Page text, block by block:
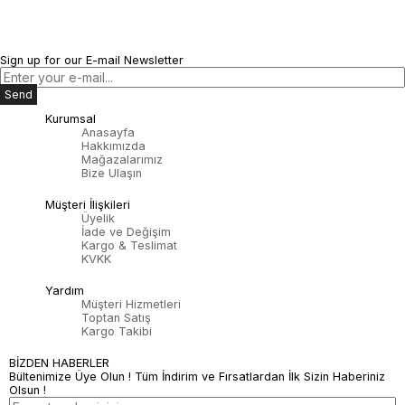
Sign up for our E-mail Newsletter
Send
Kurumsal
Anasayfa
Hakkımızda
Mağazalarımız
Bize Ulaşın
Müşteri İlişkileri
Üyelik
İade ve Değişim
Kargo & Teslimat
KVKK
Yardım
Müşteri Hizmetleri
Toptan Satış
Kargo Takibi
BİZDEN HABERLER
Bültenimize Üye Olun ! Tüm İndirim ve Fırsatlardan İlk Sizin Haberiniz
Olsun !